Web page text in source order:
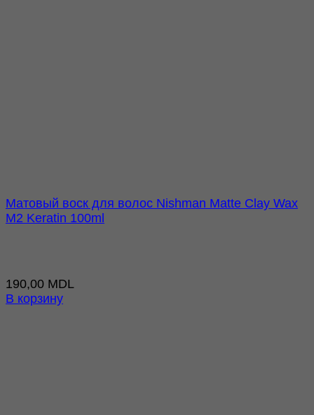
Матовый воск для волос Nishman Matte Clay Wax
M2 Keratin 100ml
190,00 MDL
В корзину